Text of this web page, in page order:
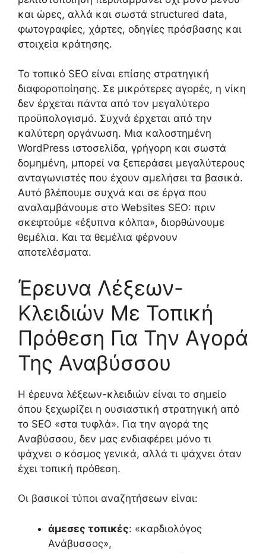
και ώρες, αλλά και σωστά structured data,
φωτογραφίες, χάρτες, οδηγίες πρόσβασης και
στοιχεία κράτησης.
Το τοπικό SEO είναι επίσης στρατηγική
διαφοροποίησης. Σε μικρότερες αγορές, η νίκη
δεν έρχεται πάντα από τον μεγαλύτερο
προϋπολογισμό. Συχνά έρχεται από την
καλύτερη οργάνωση. Μια καλοστημένη
WordPress ιστοσελίδα, γρήγορη και σωστά
δομημένη, μπορεί να ξεπεράσει μεγαλύτερους
ανταγωνιστές που έχουν αμελήσει τα βασικά.
Αυτό βλέπουμε συχνά και σε έργα που
αναλαμβάνουμε στο Websites SEO: πριν
σκεφτούμε «έξυπνα κόλπα», διορθώνουμε
θεμέλια. Και τα θεμέλια φέρνουν
αποτελέσματα.
Έρευνα Λέξεων-
Κλειδιών Με Τοπική
Πρόθεση Για Την Αγορά
Της Αναβύσσου
Η έρευνα λέξεων-κλειδιών είναι το σημείο
όπου ξεχωρίζει η ουσιαστική στρατηγική από
το SEO «στα τυφλά». Για την αγορά της
Αναβύσσου, δεν μας ενδιαφέρει μόνο τι
ψάχνει ο κόσμος γενικά, αλλά τι ψάχνει όταν
έχει τοπική πρόθεση.
Οι βασικοί τύποι αναζητήσεων είναι:
άμεσες τοπικές: «καρδιολόγος
Ανάβυσσος»,